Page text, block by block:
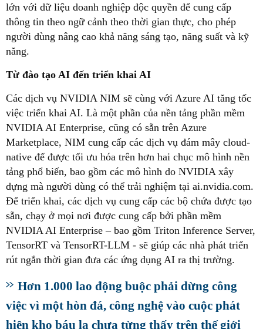
lớn với dữ liệu doanh nghiệp độc quyền để cung cấp
thông tin theo ngữ cảnh theo thời gian thực, cho phép
người dùng nâng cao khả năng sáng tạo, năng suất và kỹ
năng.
Từ đào tạo AI đến triển khai AI
Các dịch vụ NVIDIA NIM sẽ cùng với Azure AI tăng tốc
việc triển khai AI. Là một phần của nền tảng phần mềm
NVIDIA AI Enterprise, cũng có sẵn trên Azure
Marketplace, NIM cung cấp các dịch vụ đám mây cloud-
native để được tối ưu hóa trên hơn hai chục mô hình nền
tảng phổ biến, bao gồm các mô hình do NVIDIA xây
dựng mà người dùng có thể trải nghiệm tại ai.nvidia.com.
Để triển khai, các dịch vụ cung cấp các bộ chứa được tạo
sẵn, chạy ở mọi nơi được cung cấp bởi phần mềm
NVIDIA AI Enterprise – bao gồm Triton Inference Server,
TensorRT và TensorRT-LLM - sẽ giúp các nhà phát triển
rút ngắn thời gian đưa các ứng dụng AI ra thị trường.
Hơn 1.000 lao động buộc phải dừng công
việc vì một hòn đá, công nghệ vào cuộc phát
hiện kho báu lạ chưa từng thấy trên thế giới